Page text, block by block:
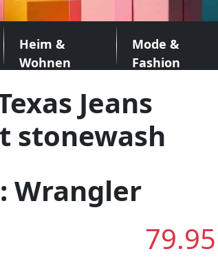
Heim &
Wohnen
Mode &
Fashion
Jeans
stonewash
Wrangler